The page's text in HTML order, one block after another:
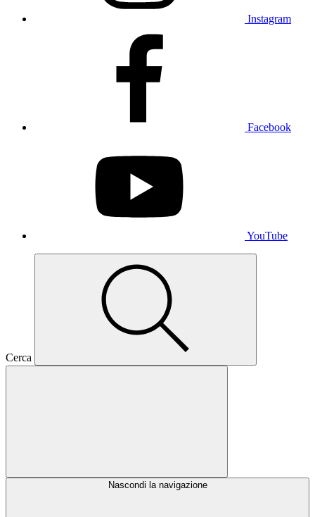
Instagram
Facebook
YouTube
Cerca
Nascondi la navigazione